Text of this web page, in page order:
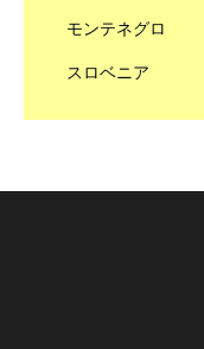
モンテネグロ
スロベニア